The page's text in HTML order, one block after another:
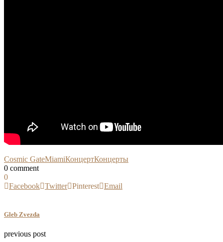
Cosmic GateMiamiКонцертКонцерты
0 comment
0
Facebook Twitter Pinterest Email
Gleb Zvezda
previous post